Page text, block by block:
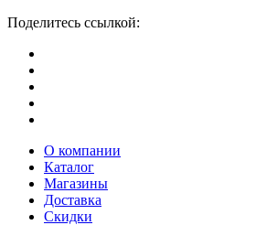
Поделитесь ссылкой:
О компании
Каталог
Магазины
Доставка
Скидки